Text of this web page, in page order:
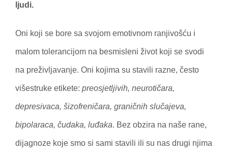
ljudi.
Oni koji se bore sa svojom emotivnom ranjivošću i
malom tolerancijom na besmisleni život koji se svodi
na preživljavanje. Oni kojima su stavili razne, često
višestruke etikete: preosjetljivih, neurotičara,
depresivaca, šizofreničara, graničnih slučajeva,
bipolaraca, čudaka, luđaka. Bez obzira na naše rane,
dijagnoze koje smo si sami stavili ili su nas drugi njima